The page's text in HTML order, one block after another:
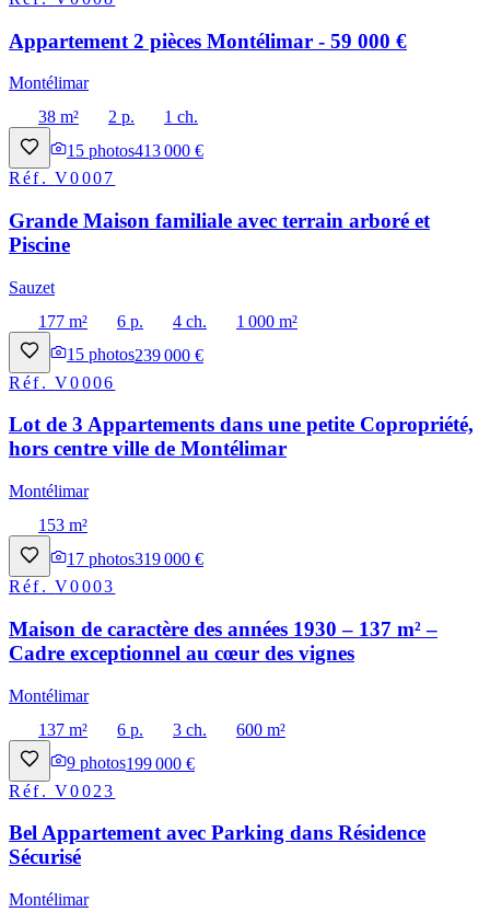
Appartement 2 pièces Montélimar - 59 000 €
Montélimar
38 m²
2 p.
1 ch.
15 photos413 000 €
Réf.V0007
Grande Maison familiale avec terrain arboré et
Piscine
Sauzet
177 m²
6 p. 4 ch.
1 000 m²
15 photos239 000 €
Réf.V0006
Lot de 3 Appartements dans une petite Copropriété,
hors centre ville de Montélimar
Montélimar
153 m²
17 photos319 000 €
Réf.V0003
Maison de caractère des années 1930 – 137 m² –
Cadre exceptionnel au cœur des vignes
Montélimar
137 m²
6 p. 3 ch.
600 m²
9 photos199 000 €
Réf.V0023
Bel Appartement avec Parking dans Résidence
Sécurisé
Montélimar